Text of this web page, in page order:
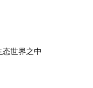
世界之中